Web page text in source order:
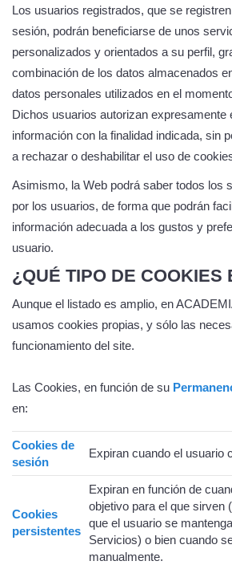
Los usuarios registrados, que se
sesión, podrán beneficiarse de unos
personalizados y orientados a su perfil,
combinación de los datos almacenados
datos personales utilizados en el
Dichos usuarios autorizan expresamente
información con la finalidad indicada, sin
a rechazar o deshabilitar el uso de
Asimismo, la Web podrá saber todos los
por los usuarios, de forma que podrán
información adecuada a los gustos y
usuario.
¿QUÉ TIPO DE COOKIES
Aunque el listado es amplio, en
usamos cookies propias, y sólo las
funcionamiento del site.
Las Cookies, en función de su
en:
Cookies de
sesión
Expiran cuando el usuario
Cookies
persistentes
Expiran en función de
objetivo para el que sirven
que el usuario se
Servicios) o bien cuando
manualmente.